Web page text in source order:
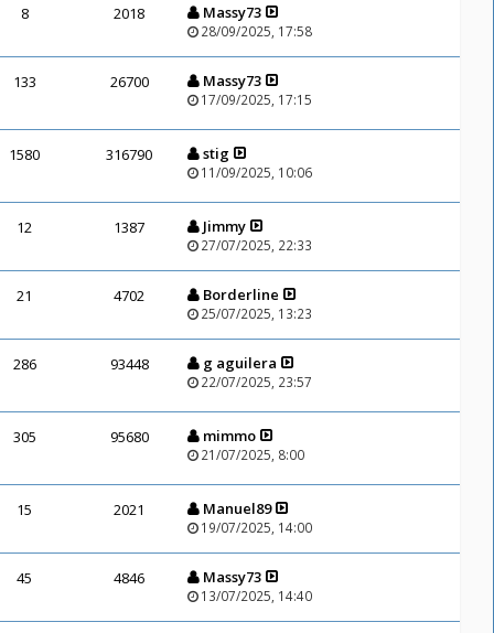
8 2018 Massy73
28/09/2025, 17:58
133 26700 Massy73
17/09/2025, 17:15
1580 316790 stig
11/09/2025, 10:06
12 1387 Jimmy
27/07/2025, 22:33
21 4702 Borderline
25/07/2025, 13:23
286 93448 g aguilera
22/07/2025, 23:57
305 95680 mimmo
21/07/2025, 8:00
15 2021 Manuel89
19/07/2025, 14:00
45 4846 Massy73
13/07/2025, 14:40